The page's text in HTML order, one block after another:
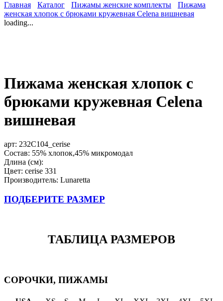
Главная Каталог Пижамы женские комплекты
Пижама
женская хлопок с брюками кружевная Celena вишневая
loading...
Пижама женская хлопок с
брюками кружевная Celena
вишневая
арт: 232C104_cerise
Состав: 55% хлопок,45% микромодал
Длина (см):
Цвет: cerise 331
Производитель: Lunaretta
ПОДБЕРИТЕ РАЗМЕР
ТАБЛИЦА РАЗМЕРОВ
СОРОЧКИ, ПИЖАМЫ